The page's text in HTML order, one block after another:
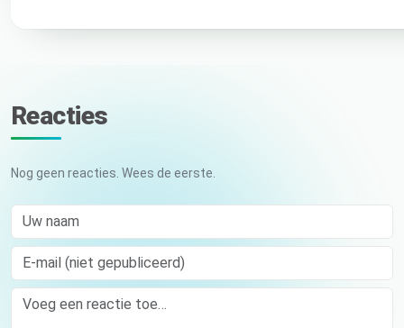
Reacties
Nog geen reacties. Wees de eerste.
Uw naam
E-mail (niet gepubliceerd)
Comment